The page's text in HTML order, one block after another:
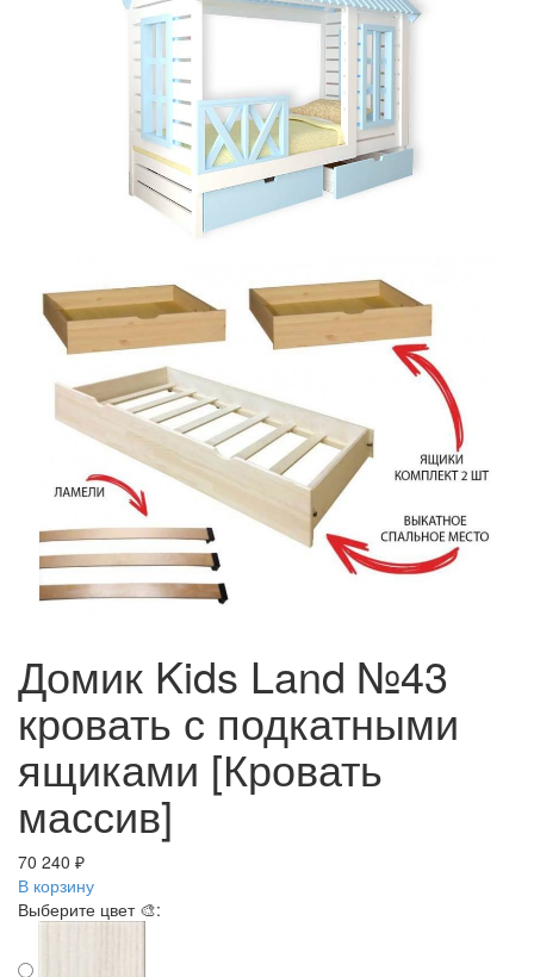
Домик Kids Land №43
кровать с подкатными
ящиками [Кровать
массив]
70 240 ₽
В корзину
Выберите цвет 🎨: